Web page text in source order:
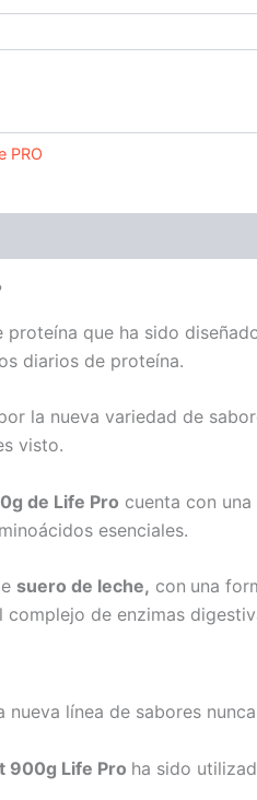
PRO
proteína que ha sido
diarios de proteína.
la nueva variedad de
visto.
de Life Pro cuenta con
esenciales.
suero de leche, con una
de enzimas
línea de sabores
900g Life Pro ha sido